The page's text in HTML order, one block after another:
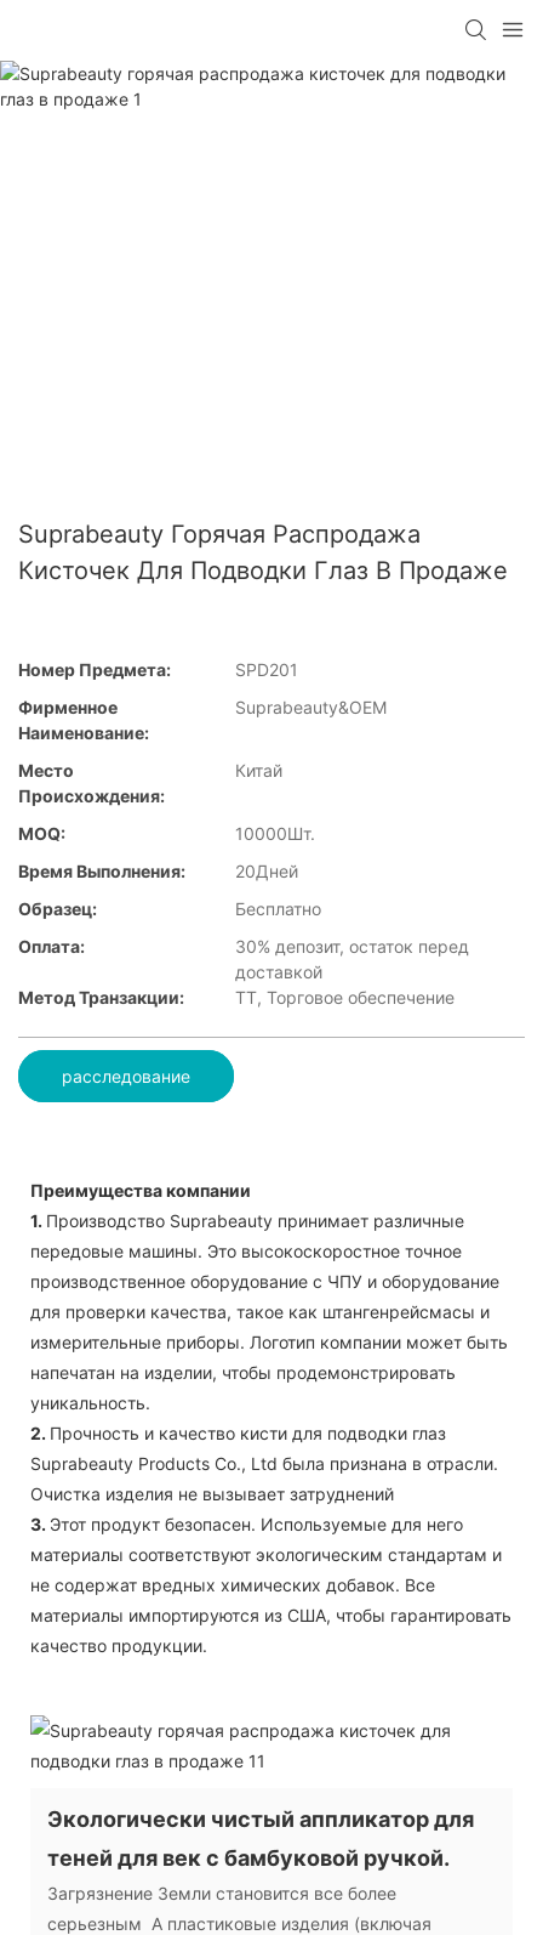
Suprabeauty Горячая Распродажа
Кисточек Для Подводки Глаз В Продаже
Номер Предмета:
SPD201
Фирменное
Наименование:
Suprabeauty&OEM
Место
Происхождения:
Китай
MOQ:
10000Шт.
Время Выполнения:
20Дней
Образец:
Бесплатно
Оплата:
30% депозит, остаток перед
доставкой
Метод Транзакции:
ТТ, Торговое обеспечение
расследование
Преимущества компании
1. Производство Suprabeauty принимает различные
передовые машины. Это высокоскоростное точное
производственное оборудование с ЧПУ и оборудование
для проверки качества, такое как штангенрейсмасы и
измерительные приборы. Логотип компании может быть
напечатан на изделии, чтобы продемонстрировать
уникальность.
2. Прочность и качество кисти для подводки глаз
Suprabeauty Products Co., Ltd была признана в отрасли.
Очистка изделия не вызывает затруднений
3. Этот продукт безопасен. Используемые для него
материалы соответствуют экологическим стандартам и
не содержат вредных химических добавок. Все
материалы импортируются из США, чтобы гарантировать
качество продукции.
Экологически чистый аппликатор для
теней для век с бамбуковой ручкой.
Загрязнение Земли становится все более
серьезным А пластиковые изделия (включая